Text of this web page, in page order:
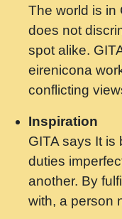
Shri
मन अशांत
Gyananand Ji
मन बध लय
Saawariya.mp3
मर गनय न
ravinandan
मेरे मन हरी
Rishikesh -
The world is in
does not
spot alike.
eirenicona
conflicting
Inspiration
GITA says It is
duties
another. By
with, a person